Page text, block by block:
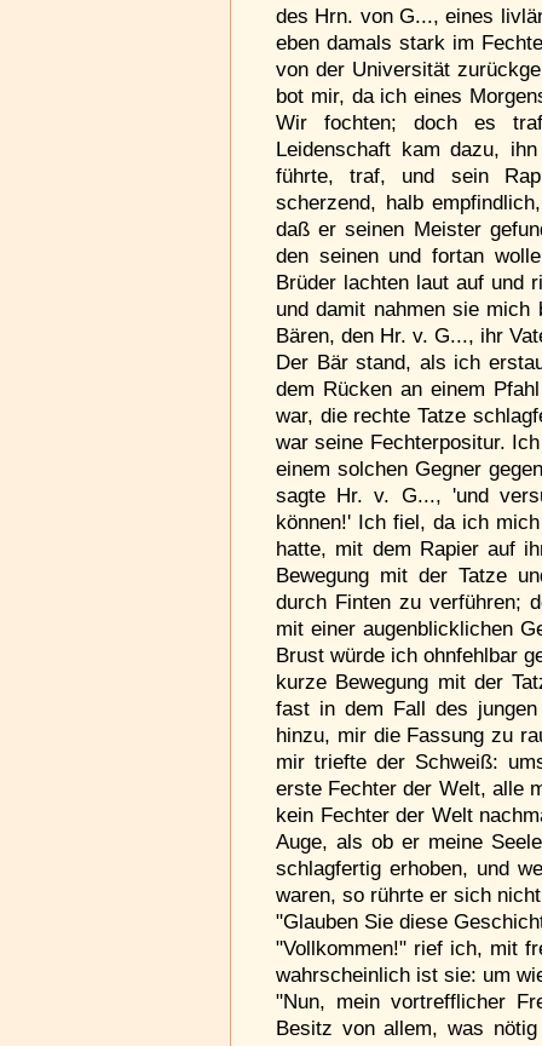
des Hrn. von G..., eines
eben damals stark im
von der Universität
bot mir, da ich eines
Wir fochten; doch es
Leidenschaft kam dazu,
führte, traf, und sein
scherzend, halb
daß er seinen Meister
den seinen und fortan
Brüder lachten laut auf und
und damit nahmen sie
Bären, den Hr. v. G..., ihr
Der Bär stand, als ich
dem Rücken an einem
war, die rechte Tatze
war seine Fechterpositur.
einem solchen Gegner
sagte Hr. v. G..., 'und
können!' Ich fiel, da ich
hatte, mit dem Rapier auf
Bewegung mit der Tatze
durch Finten zu verführen;
mit einer augenblicklichen
Brust würde ich ohnfehlbar
kurze Bewegung mit der
fast in dem Fall des
hinzu, mir die Fassung zu
mir triefte der Schweiß:
erste Fechter der Welt, alle
kein Fechter der Welt
Auge, als ob er meine
schlagfertig erhoben, und
waren, so rührte er sich
"Glauben Sie diese
"Vollkommen!" rief ich, mit
wahrscheinlich ist sie: um
"Nun, mein vortrefflicher
Besitz von allem, was